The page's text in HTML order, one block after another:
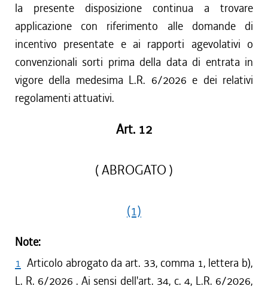
la presente disposizione continua a trovare
applicazione con riferimento alle domande di
incentivo presentate e ai rapporti agevolativi o
convenzionali sorti prima della data di entrata in
vigore della medesima L.R. 6/2026 e dei relativi
regolamenti attuativi.
Art. 12
( ABROGATO )
(1)
Note:
1 Articolo abrogato da art. 33, comma 1, lettera b),
L. R. 6/2026 . Ai sensi dell'art. 34, c. 4, L.R. 6/2026,